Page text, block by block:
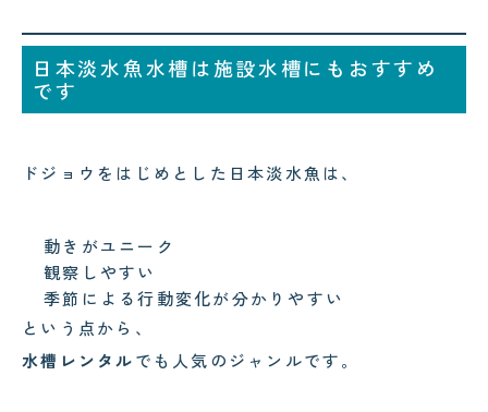
日本淡水魚水槽は施設水槽にもおすすめ
です
ドジョウをはじめとした日本淡水魚は、
動きがユニーク
観察しやすい
季節による行動変化が分かりやすい
という点から、
水槽レンタルでも人気のジャンルです。